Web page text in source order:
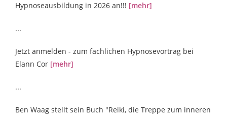
Hypnoseausbildung in 2026 an!!! [mehr]
...
Jetzt anmelden - zum fachlichen Hypnosevortrag bei
Elann Cor [mehr]
...
Ben Waag stellt sein Buch "Reiki, die Treppe zum inneren